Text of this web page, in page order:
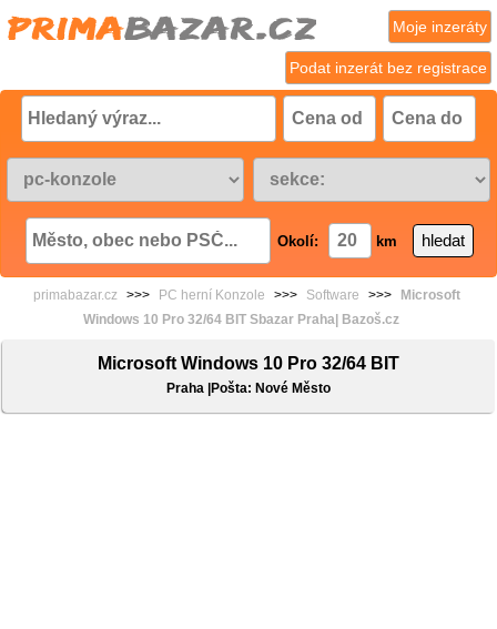
Podat inzerát bez registrace
Moje inzeráty
Okolí: km
primabazar.cz >>> PC herní Konzole >>> Software >>>
Microsoft
Windows 10 Pro 32/64 BIT Sbazar Praha| Bazoš.cz
Microsoft Windows 10 Pro 32/64 BIT
Praha |Pošta: Nové Město